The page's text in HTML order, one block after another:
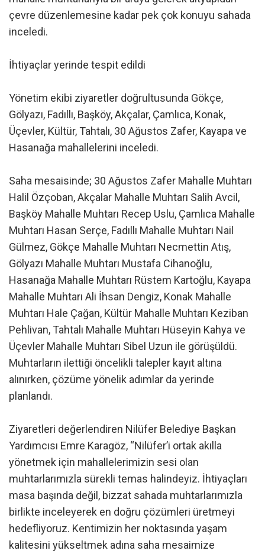
çevre düzenlemesine kadar pek çok konuyu sahada
inceledi.
İhtiyaçlar yerinde tespit edildi
Yönetim ekibi ziyaretler doğrultusunda Gökçe,
Gölyazı, Fadıllı, Başköy, Akçalar, Çamlıca, Konak,
Üçevler, Kültür, Tahtalı, 30 Ağustos Zafer, Kayapa ve
Hasanağa mahallelerini inceledi.
Saha mesaisinde; 30 Ağustos Zafer Mahalle Muhtarı
Halil Özçoban, Akçalar Mahalle Muhtarı Salih Avcil,
Başköy Mahalle Muhtarı Recep Uslu, Çamlıca Mahalle
Muhtarı Hasan Serçe, Fadıllı Mahalle Muhtarı Nail
Gülmez, Gökçe Mahalle Muhtarı Necmettin Atış,
Gölyazı Mahalle Muhtarı Mustafa Cihanoğlu,
Hasanağa Mahalle Muhtarı Rüstem Kartoğlu, Kayapa
Mahalle Muhtarı Ali İhsan Dengiz, Konak Mahalle
Muhtarı Hale Çağan, Kültür Mahalle Muhtarı Keziban
Pehlivan, Tahtalı Mahalle Muhtarı Hüseyin Kahya ve
Üçevler Mahalle Muhtarı Sibel Uzun ile görüşüldü.
Muhtarların ilettiği öncelikli talepler kayıt altına
alınırken, çözüme yönelik adımlar da yerinde
planlandı.
Ziyaretleri değerlendiren Nilüfer Belediye Başkan
Yardımcısı Emre Karagöz, “Nilüfer’i ortak akılla
yönetmek için mahallelerimizin sesi olan
muhtarlarımızla sürekli temas halindeyiz. İhtiyaçları
masa başında değil, bizzat sahada muhtarlarımızla
birlikte inceleyerek en doğru çözümleri üretmeyi
hedefliyoruz. Kentimizin her noktasında yaşam
kalitesini yükseltmek adına saha mesaimize